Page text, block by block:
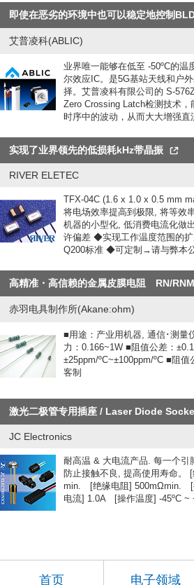
即使在恶劣的环境中也可以稳定地控制
艾普凌科(ABLIC)
业界唯一能够在低至 -50ºC的温
尔效应IC。是5G基站天线和户
择。艾普凌科有限公司的 S-
Zero Crossing Latch检测技术
时序中的波动，从而大大增强直
实现了业界领先的低损耗kHz带晶振
RIVER ELETEC
TFX-04C (1.6 x 1.0 x 0.5 mm
将电场效率提高到极限, 将等效
机器的小型化, 低消费电流化做
许偏差 ◆实现工作温度范围的
Q200标准 ◆可定制→请与弊本
高精准・高信赖的金属皮膜电阻 RN/
赤羽电具制作所(Akane:ohm)
■用途：产业用机器, 通信･测
力：0.166~1W ■阻值公差：
±25ppm/ºC~±100ppm/ºC ■阻
客制
激光二极管专用插座 / Laser Diode
JC Electronics
耐高温 & 大电流产品. 每一个引
防止接触不良, 提高使用寿命。
min. [绝缘电阻] 500mΩmin.
电流] 1.0A [操作温度] -45ºC ~
首页 电子领域